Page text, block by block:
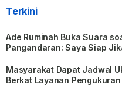
Terkini
Ade Ruminah Buka Suara
Pangandaran: Saya Siap
Masyarakat Dapat Jadwal
Berkat Layanan